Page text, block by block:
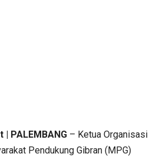
PALEMBANG – Ketua Organisasi
Pendukung Gibran (MPG)